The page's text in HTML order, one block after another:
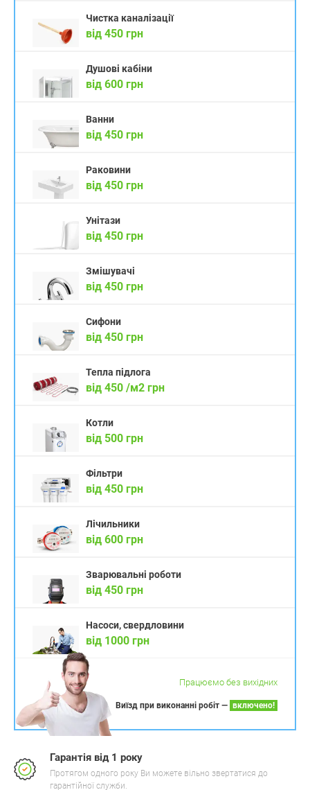
Чистка каналізації
від 450 грн
Душові кабіни
від 600 грн
Ванни
від 450 грн
Раковини
від 450 грн
Унітази
від 450 грн
Змішувачі
від 450 грн
Сифони
від 450 грн
Тепла підлога
від 450 /м2 грн
Котли
від 500 грн
Фільтри
від 450 грн
Лічильники
від 600 грн
Зварювальні роботи
від 450 грн
Насоси, свердловини
від 1000 грн
Виїзд при виконанні робіт — включено!
Працюємо без вихідних
Гарантія від 1 року
Протягом одного року Ви можете вільно звертатися до
гарантійної служби.